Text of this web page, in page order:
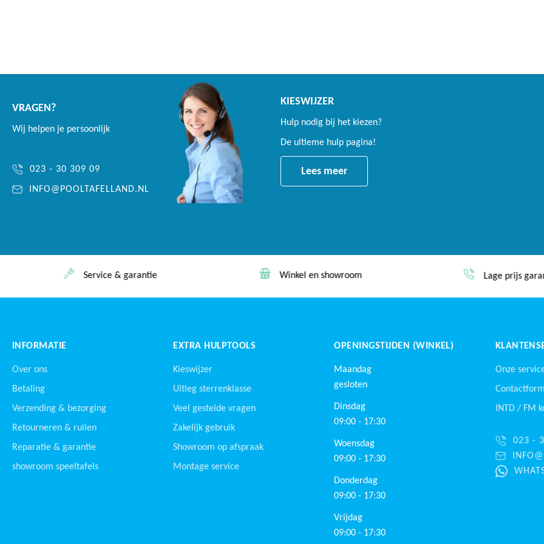
VRAGEN?
Wij helpen je persoonlijk
023 - 30 309 09
INFO@POOLTAFELLAND.NL
KIESWIJZER
Hulp nodig bij het kiezen?
De ultieme hulp pagina!
Lees meer
Service & garantie Winkel en showroom Lage prijs
INFORMATIE
Over ons
Betaling
Verzending & bezorging
Retourneren & ruilen
Reparatie & garantie
showroom speeltafels
EXTRA HULPTOOLS
Kieswijzer
Uitleg sterrenklasse
Veel gestelde vragen
Zakelijk gebruik
Showroom op afspraak
Montage service
OPENINGSTIJDEN (WINKEL)
Maandag
gesloten
Dinsdag
09:00 - 17:30
Woensdag
09:00 - 17:30
Donderdag
09:00 - 17:30
Vrijdag
09:00 - 17:30
Onze
INTD / FM
023 -